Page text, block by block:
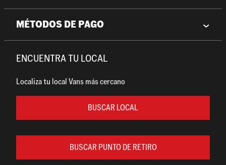
MÉTODOS DE PAGO
ENCUENTRA TU LOCAL
Localiza tu local Vans más cercano
BUSCAR LOCAL
BUSCAR PUNTO DE RETIRO